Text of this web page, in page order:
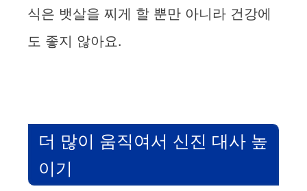
식은 뱃살을 찌게 할 뿐만 아니라 건강에
도 좋지 않아요.
더 많이 움직여서 신진 대사 높
이기